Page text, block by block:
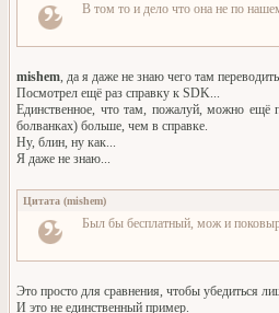
В том то и дело что она не по
mishem, да я даже не знаю чего там
Посмотрел ещё раз справку к SDK...
Единственное, что там, пожалуй, можно ещё
болванках) больше, чем в справке.
Ну, блин, ну как...
Я даже не знаю...
Цитата (mishem)
Был бы бесплатный, мож и
Это просто для сравнения, чтобы убедиться
И это не единственный пример.